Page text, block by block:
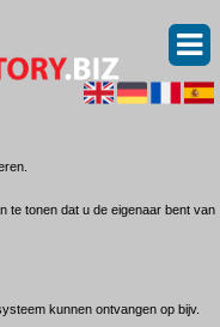
te tonen dat u de eigenaar bent van
kunnen ontvangen op bijv.